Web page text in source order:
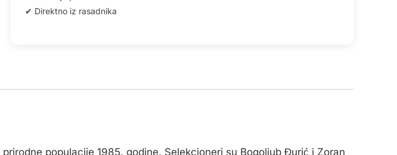
populacije 1985. godine. Selekcioneri su Bogoljub Đurić i Zoran